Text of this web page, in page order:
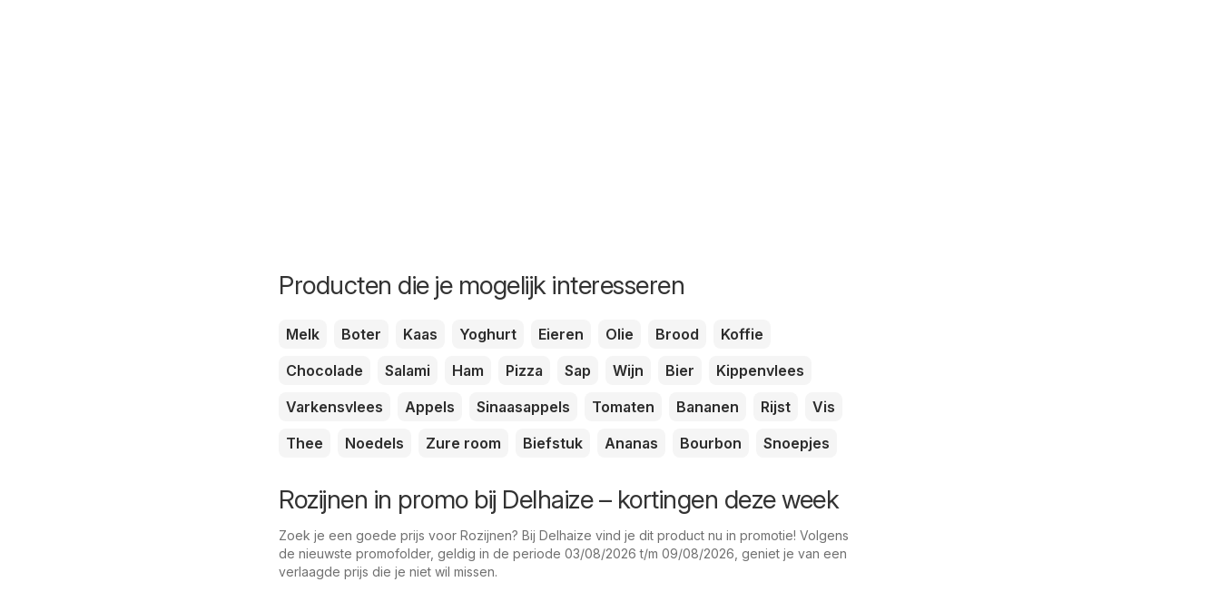
Producten die je mogelijk interesseren
Melk Boter Kaas Yoghurt Eieren Olie Brood
Koffie
Chocolade
Salami Ham Pizza Sap Wijn Bier
Kippenvlees
Varkensvlees
Appels Sinaasappels Tomaten Bananen Rijst
Vis
Thee
Noedels Zure room Biefstuk Ananas Bourbon Snoepjes
Rozijnen in promo bij Delhaize – kortingen deze week
Zoek je een goede prijs voor Rozijnen? Bij Delhaize vind je dit product nu in promotie! Volgens
de nieuwste promofolder, geldig in de periode 03/08/2026 t/m 09/08/2026, geniet je van een
verlaagde prijs die je niet wil missen.